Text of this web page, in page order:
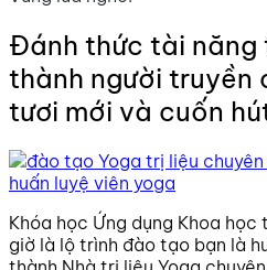
Đánh thức tài năng
thành người truyền
tươi mới và cuốn
Khóa học Ứng dụng Khoa
giờ là lộ trình đào tạo bạn là